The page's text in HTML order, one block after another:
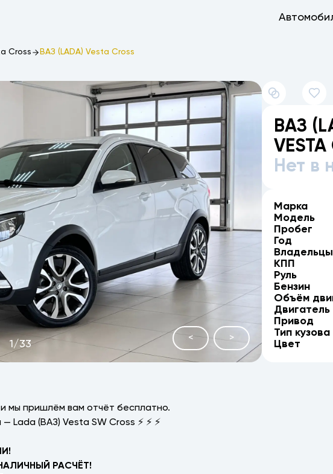
Cross ВАЗ (LADA) Vesta Cross
< >
1/33
ВАЗ
VESTA
Нет в
Марка
Модель
Пробег
Год
Владельцы
КПП
Руль
Бензин
Объём
Двигатель
Привод
Тип кузова
Цвет
мы пришлём вам отчёт бесплатно.
(ВАЗ) Vesta SW Cross ⚡ ⚡ ⚡
РАСЧЁТ!